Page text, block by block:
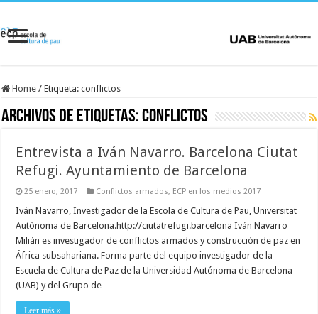
Home / Etiqueta:conflictos
Archivos de etiquetas:conflictos
Entrevista a Iván Navarro. Barcelona Ciutat
Refugi. Ayuntamiento de Barcelona
25 enero, 2017 Conflictos armados, ECP en los medios 2017
Iván Navarro, Investigador de la Escola de Cultura de Pau, Universitat
Autònoma de Barcelona.http://ciutatrefugi.barcelona Iván Navarro
Milián es investigador de conflictos armados y construcción de paz en
África subsahariana. Forma parte del equipo investigador de la
Escuela de Cultura de Paz de la Universidad Autónoma de Barcelona
(UAB) y del Grupo de …
Leer más »